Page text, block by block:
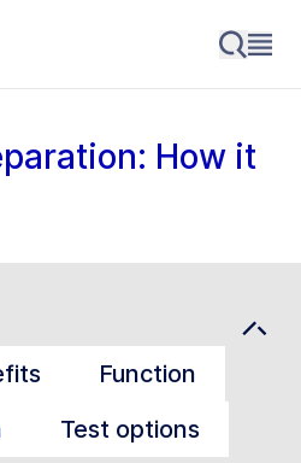
How it
Function
Test options